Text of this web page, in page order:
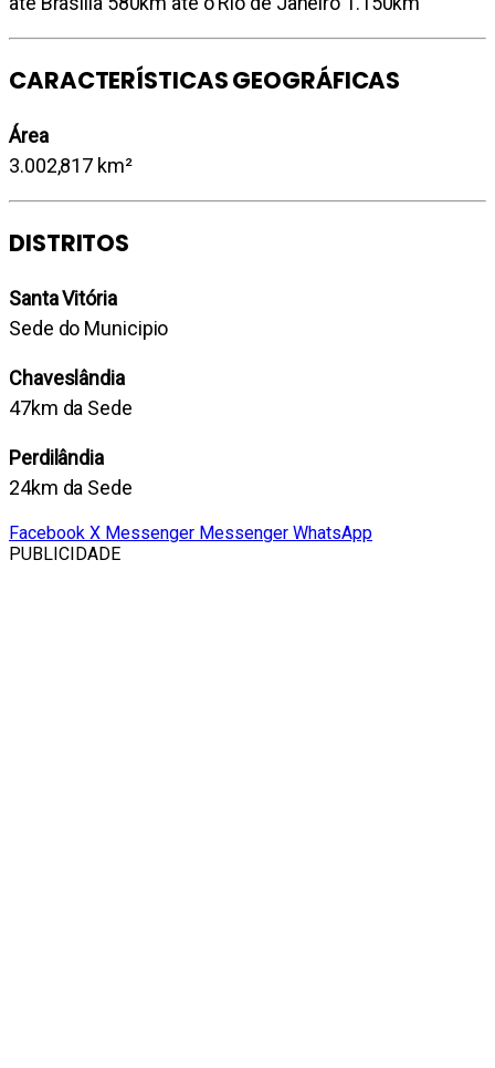
CARACTERÍSTICAS GEOGRÁFICAS
Área
3.002,817 km²
DISTRITOS
Santa Vitória
Sede do Municipio
Chaveslândia
47km da Sede
Perdilândia
24km da Sede
Facebook X Messenger Messenger WhatsApp
PUBLICIDADE